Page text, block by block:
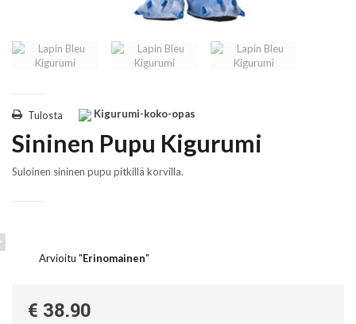
Kigurumi-koko-opas
Tulosta
Sininen Pupu Kigurumi
Suloinen sininen pupu pitkillä korvilla.
Arvioitu "Erinomainen"
€ 38.90